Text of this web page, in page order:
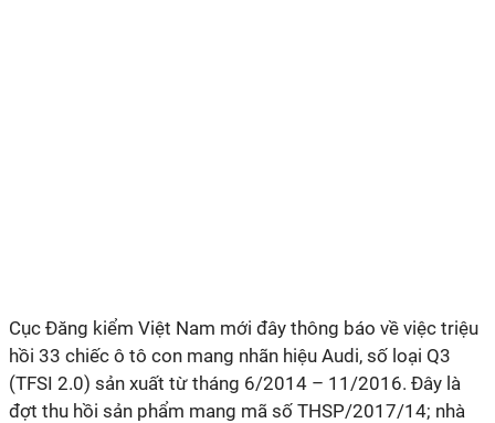
Cục Đăng kiểm Việt Nam mới đây thông báo về việc triệu
hồi 33 chiếc ô tô con mang nhãn hiệu Audi, số loại Q3
(TFSI 2.0) sản xuất từ tháng 6/2014 – 11/2016. Đây là
đợt thu hồi sản phẩm mang mã số THSP/2017/14; nhà